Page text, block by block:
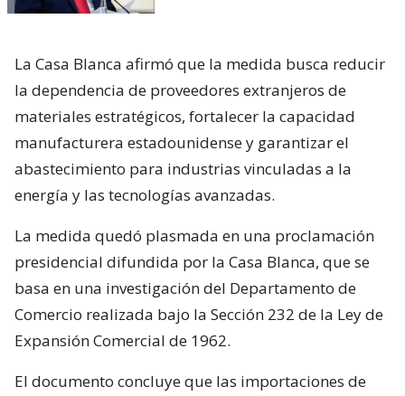
La Casa Blanca afirmó que la medida busca reducir
la dependencia de proveedores extranjeros de
materiales estratégicos, fortalecer la capacidad
manufacturera estadounidense y garantizar el
abastecimiento para industrias vinculadas a la
energía y las tecnologías avanzadas.
La medida quedó plasmada en una proclamación
presidencial difundida por la Casa Blanca, que se
basa en una investigación del Departamento de
Comercio realizada bajo la Sección 232 de la Ley de
Expansión Comercial de 1962.
El documento concluye que las importaciones de